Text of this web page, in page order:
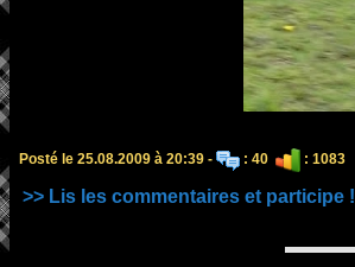
Posté le 25.08.2009 à 20:39 - : 40 : 1083
>> Lis les commentaires et participe !